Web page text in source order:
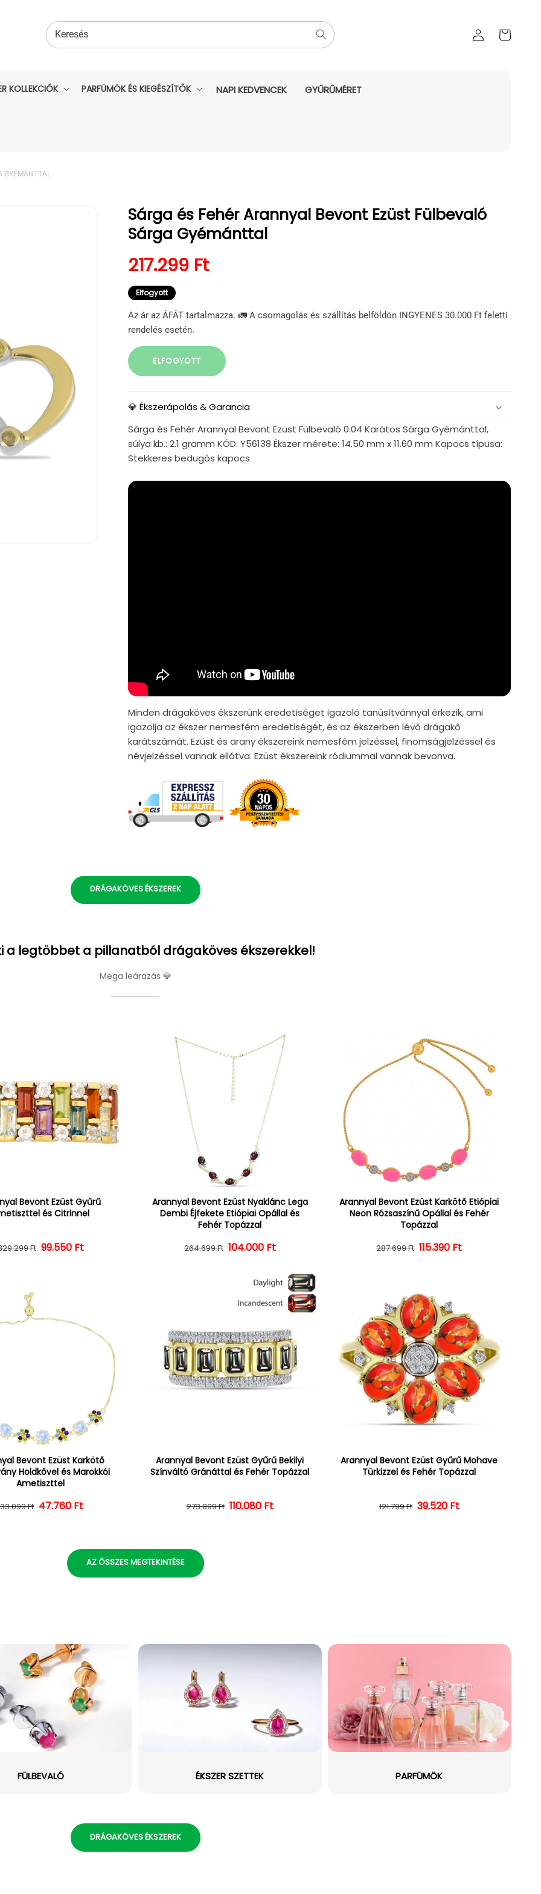
Bejelentkezés
kosara
Keresés
KOLLEKCIÓK PARFÜMÖK ÉS KIEGÉSZÍTŐK NAPI KEDVENCEK GYŰRŰMÉRET
GYÉMÁNTTAL
Sárga és Fehér Arannyal Bevont Ezüst Fülbevaló
Sárga Gyémánttal
Normál ár
217.299 Ft
Elfogyott
Az ár az ÁFÁT tartalmazza. 🚛 A csomagolás és szállítás belföldön INGYENES 30.000 Ft feletti
rendelés esetén.
ELFOGYOTT
💎 Ékszerápolás & Garancia
Sárga és Fehér Arannyal Bevont Ezüst Fülbevaló 0.04 Karátos Sárga Gyémánttal,
súlya kb.: 2.1 gramm KÓD: Y56138 Ékszer mérete: 14.50 mm x 11.60 mm Kapocs típusa:
Stekkeres bedugós kapocs
Minden drágaköves ékszerünk eredetiséget igazoló tanúsítvánnyal érkezik, ami
igazolja az ékszer nemesfém eredetiségét, és az ékszerben lévő drágakő
karátszámát. Ezüst és arany ékszereink nemesfém jelzéssel, finomságjelzéssel és
névjelzéssel vannak ellátva. Ezüst ékszereink ródiummal vannak bevonva.
DRÁGAKÖVES ÉKSZEREK
a legtöbbet a pillanatból drágaköves ékszerekkel!
Mega leárazás 💎
Bevont Ezüst Gyűrű
és Citrinnel
Normál ár
Ft Kedvezményes ár
99.550 Ft
Arannyal Bevont Ezüst Nyaklánc Lega
Dembi Éjfekete Etiópiai Opállal és
Fehér Topázzal
Normál ár
264.699 Ft Kedvezményes ár
104.000 Ft
Arannyal Bevont Ezüst Karkötő Etiópiai
Neon Rózsaszínű Opállal és Fehér
Topázzal
Normál ár
287.699 Ft Kedvezményes ár
115.390 Ft
Bevont Ezüst Karkötő
Holdkővel és Marokkói
Ametiszttel
Normál ár
Ft Kedvezményes ár
47.760 Ft
Arannyal Bevont Ezüst Gyűrű Bekilyi
Színváltó Gránáttal és Fehér Topázzal
Normál ár
273.899 Ft Kedvezményes ár
110.080 Ft
Arannyal Bevont Ezüst Gyűrű Mohave
Türkizzel és Fehér Topázzal
Normál ár
121.799 Ft Kedvezményes ár
39.520 Ft
AZ ÖSSZES MEGTEKINTÉSE
FÜLBEVALÓ ÉKSZER SZETTEK PARFÜMÖK
DRÁGAKÖVES ÉKSZEREK